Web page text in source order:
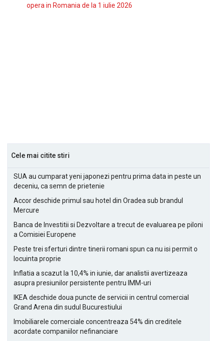
opera in Romania de la 1 iulie 2026
Cele mai citite stiri
SUA au cumparat yeni japonezi pentru prima data in peste un
deceniu, ca semn de prietenie
Accor deschide primul sau hotel din Oradea sub brandul
Mercure
Banca de Investitii si Dezvoltare a trecut de evaluarea pe piloni
a Comisiei Europene
Peste trei sferturi dintre tinerii romani spun ca nu isi permit o
locuinta proprie
Inflatia a scazut la 10,4% in iunie, dar analistii avertizeaza
asupra presiunilor persistente pentru IMM-uri
IKEA deschide doua puncte de servicii in centrul comercial
Grand Arena din sudul Bucurestiului
Imobiliarele comerciale concentreaza 54% din creditele
acordate companiilor nefinanciare